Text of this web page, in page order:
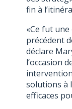
fin à
«Ce fut
précédent
déclare
l’occasion
solutions à
efficaces